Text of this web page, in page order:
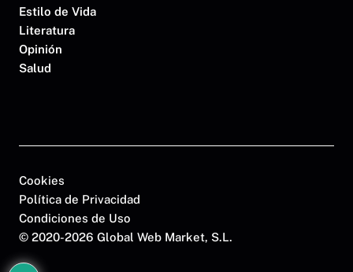
Estilo de Vida
Literatura
Opinión
Salud
© 2020-2026 Global Web Market, S.L.
Cookies
Política de Privacidad
Condiciones de Uso